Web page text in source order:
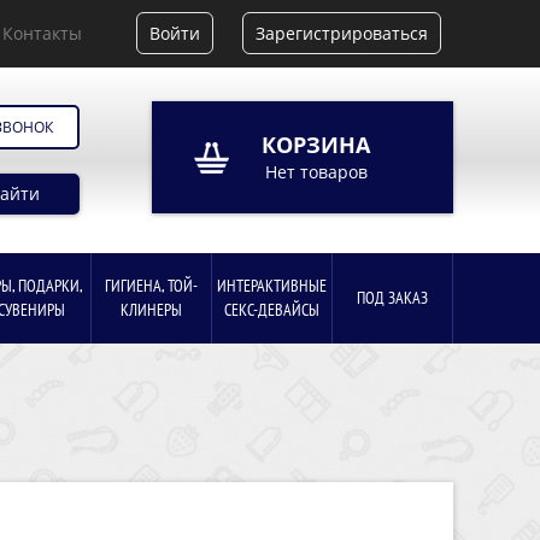
КОРЗИНА
Нет товаров
ПОДАРКИ,
СУВЕНИРЫ
ГИГИЕНА, ТОЙ-
ИНТЕРАКТИВНЫЕ